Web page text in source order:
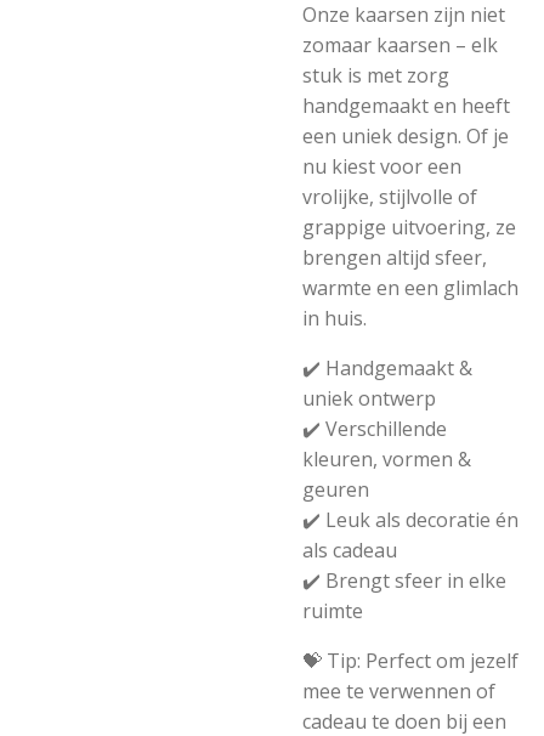
Onze kaarsen zijn niet
zomaar kaarsen – elk
stuk is met zorg
handgemaakt en heeft
een uniek design. Of je
nu kiest voor een
vrolijke, stijlvolle of
grappige uitvoering, ze
brengen altijd sfeer,
warmte en een glimlach
in huis.
✔️ Handgemaakt &
uniek ontwerp
✔️ Verschillende
kleuren, vormen &
geuren
✔️ Leuk als decoratie én
als cadeau
✔️ Brengt sfeer in elke
ruimte
💝 Tip: Perfect om jezelf
mee te verwennen of
cadeau te doen bij een